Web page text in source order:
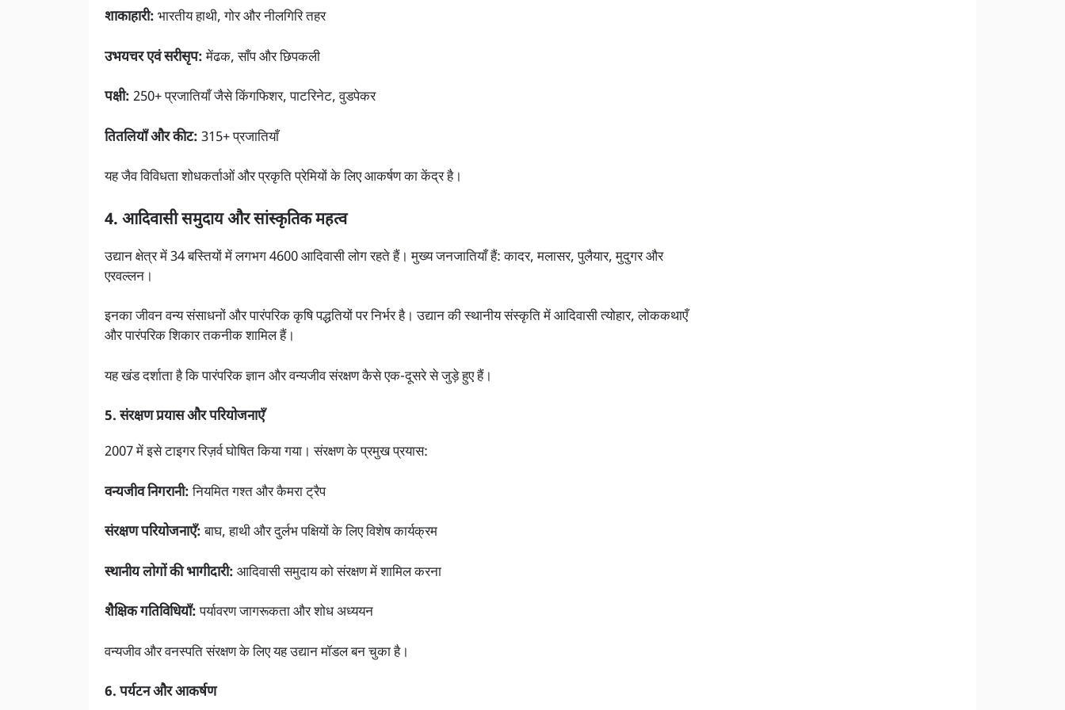
शाकाहारी: भारतीय हाथी, गोर और नीलगिरि तहर
उभयचर एवं सरीसृप:मेंढक, साँप और छिपकली
पक्षी: 250+ प्रजातियाँ जैसे किंगफिशर, पाटरिनेट, वुडपेकर
तितलियाँ और कीट: 315+ प्रजातियाँ
यह जैव विविधता शोधकर्ताओं और प्रकृति प्रेमियों के लिए आकर्षण का केंद्र है।
4. आदिवासी समुदाय और सांस्कृतिक महत्व
उद्यान क्षेत्र में 34 बस्तियों में लगभग 4600 आदिवासी लोग रहते हैं। मुख्य जनजातियाँ हैं: कादर, मलासर, पुलैयार, मुदुगर और
एरवल्लन।
इनका जीवन वन्य संसाधनों और पारंपरिक कृषि पद्धतियों पर निर्भर है। उद्यान की स्थानीय संस्कृति में आदिवासी त्योहार, लोककथाएँ
और पारंपरिक शिकार तकनीक शामिल हैं।
यह खंड दर्शाता है कि पारंपरिक ज्ञान और वन्यजीव संरक्षण कैसे एक-दूसरे से जुड़े हुए हैं।
5. संरक्षण प्रयास और परियोजनाएँ
2007 में इसे टाइगर रिज़र्व घोषित किया गया। संरक्षण के प्रमुख प्रयास:
वन्यजीव निगरानी:नियमित गश्त और कैमरा ट्रैप
संरक्षण परियोजनाएँ:बाघ, हाथी और दुर्लभ पक्षियों के लिए विशेष कार्यक्रम
स्थानीय लोगों की भागीदारी: आदिवासी समुदाय को संरक्षण में शामिल करना
शैक्षिक गतिविधियाँ:पर्यावरण जागरूकता और शोध अध्ययन
वन्यजीव और वनस्पति संरक्षण के लिए यह उद्यान मॉडल बन चुका है।
6. पर्यटन और आकर्षण